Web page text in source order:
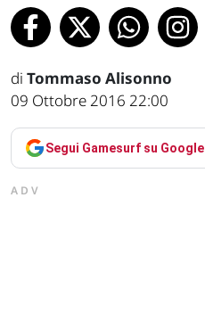
di Tommaso Alisonno
09 Ottobre 2016 22:00
Segui Gamesurf su Google
ADV